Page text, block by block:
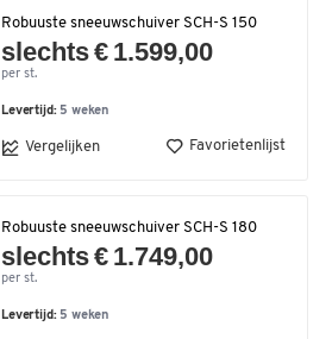
Robuuste sneeuwschuiver SCH-S 150
slechts € 1.599,00
per st.
Levertijd: 5 weken
Vergelijken Favorietenlijst
Robuuste sneeuwschuiver SCH-S 180
slechts € 1.749,00
per st.
Levertijd: 5 weken